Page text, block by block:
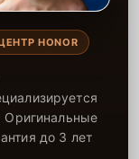
HONOR
Оригинальные
до 3 лет